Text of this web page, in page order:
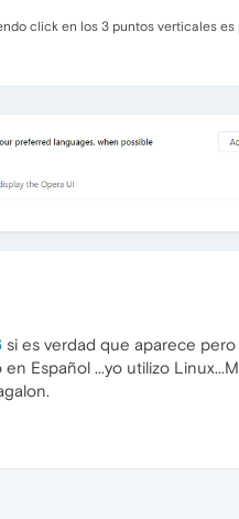
click en los 3 puntos verticales
si es verdad que aparece
Español ...yo utilizo